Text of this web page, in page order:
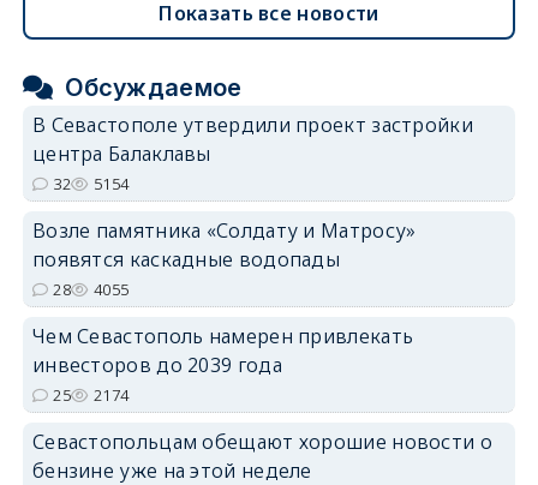
Показать все новости
Обсуждаемое
В Севастополе утвердили проект застройки
центра Балаклавы
32 5154
Возле памятника «Солдату и Матросу»
появятся каскадные водопады
28 4055
Чем Севастополь намерен привлекать
инвесторов до 2039 года
25 2174
Севастопольцам обещают хорошие новости о
бензине уже на этой неделе